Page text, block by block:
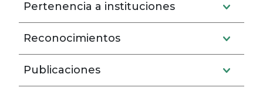
Pertenencia a instituciones
Reconocimientos
Publicaciones